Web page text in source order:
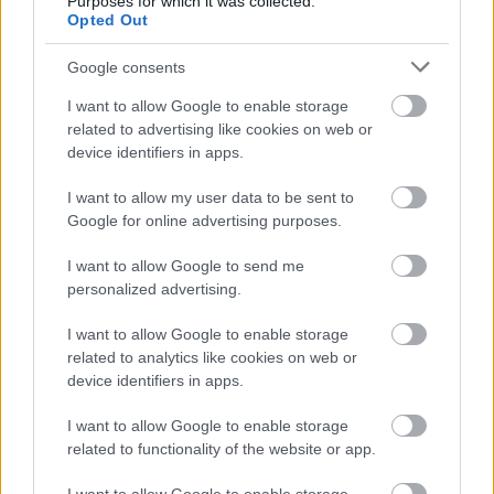
Opted Out
Google consents
I want to allow Google to enable storage
related to advertising like cookies on web or
device identifiers in apps.
I want to allow my user data to be sent to
Google for online advertising purposes.
I want to allow Google to send me
personalized advertising.
I want to allow Google to enable storage
related to analytics like cookies on web or
device identifiers in apps.
I want to allow Google to enable storage
related to functionality of the website or app.
A film hazai ősbemutatója a miskolci
díszelőadásán vetítették a legendás
filmcsillag, Claudia Cardinale jelenlétében,
óriási érdeklődés mellett. Szeptember 24-től
országszerte több mint 20 filmszínházban
mutatják be, Budapesten a premierhéten
csak a Puskin moziban, emellett a
megyeszékhelyek többségén, többek közt